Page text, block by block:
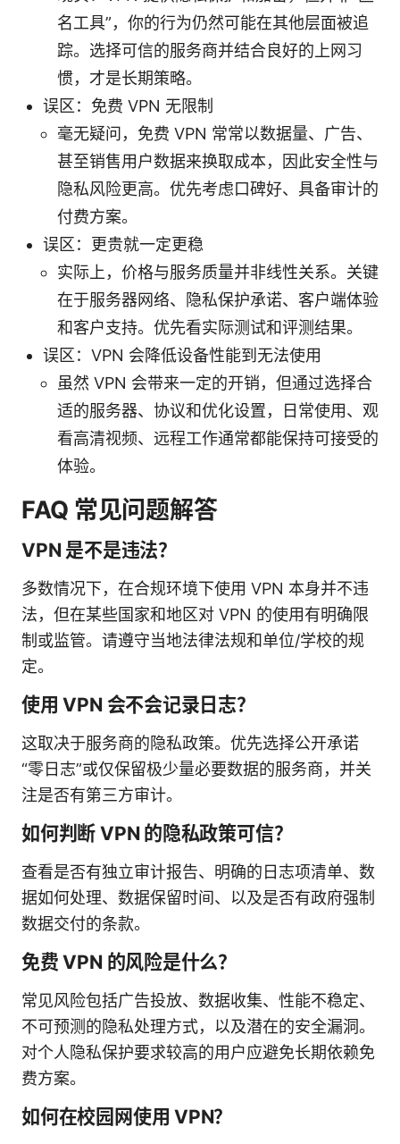
名工具”，你的行为仍然可能在其他层面被追
踪。选择可信的服务商并结合良好的上网习
惯，才是长期策略。
误区：免费 VPN 无限制
毫无疑问，免费 VPN 常常以数据量、广告、
甚至销售用户数据来换取成本，因此安全性与
隐私风险更高。优先考虑口碑好、具备审计的
付费方案。
误区：更贵就一定更稳
实际上，价格与服务质量并非线性关系。关键
在于服务器网络、隐私保护承诺、客户端体验
和客户支持。优先看实际测试和评测结果。
误区：VPN 会降低设备性能到无法使用
虽然 VPN 会带来一定的开销，但通过选择合
适的服务器、协议和优化设置，日常使用、观
看高清视频、远程工作通常都能保持可接受的
体验。
FAQ 常见问题解答
VPN 是不是违法？
多数情况下，在合规环境下使用 VPN 本身并不违
法，但在某些国家和地区对 VPN 的使用有明确限
制或监管。请遵守当地法律法规和单位/学校的规
定。
使用 VPN 会不会记录日志？
这取决于服务商的隐私政策。优先选择公开承诺
“零日志”或仅保留极少量必要数据的服务商，并关
注是否有第三方审计。
如何判断 VPN 的隐私政策可信？
查看是否有独立审计报告、明确的日志项清单、数
据如何处理、数据保留时间、以及是否有政府强制
数据交付的条款。
免费 VPN 的风险是什么？
常见风险包括广告投放、数据收集、性能不稳定、
不可预测的隐私处理方式，以及潜在的安全漏洞。
对个人隐私保护要求较高的用户应避免长期依赖免
费方案。
如何在校园网使用 VPN？